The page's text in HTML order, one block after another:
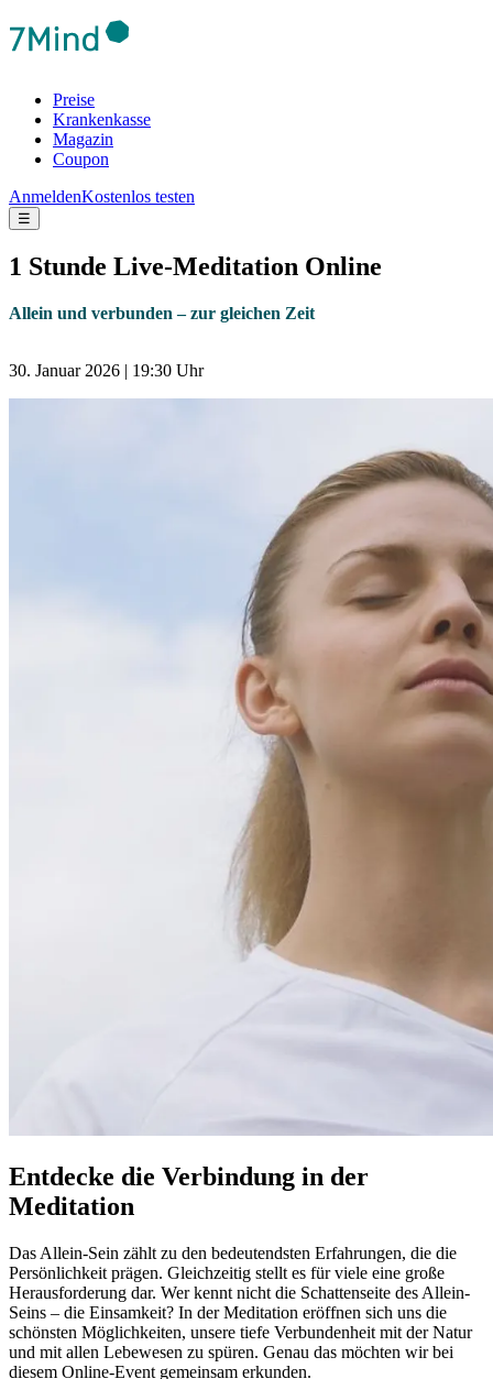
Preise
Krankenkasse
Magazin
Coupon
AnmeldenKostenlos testen
☰
1 Stunde Live-Meditation Online
Allein und verbunden – zur gleichen Zeit
30. Januar 2026 | 19:30 Uhr
Entdecke die Verbindung in der
Meditation
Das Allein-Sein zählt zu den bedeutendsten Erfahrungen, die die
Persönlichkeit prägen. Gleichzeitig stellt es für viele eine große
Herausforderung dar. Wer kennt nicht die Schattenseite des Allein-
Seins – die Einsamkeit? In der Meditation eröffnen sich uns die
schönsten Möglichkeiten, unsere tiefe Verbundenheit mit der Natur
und mit allen Lebewesen zu spüren. Genau das möchten wir bei
diesem Online-Event gemeinsam erkunden.